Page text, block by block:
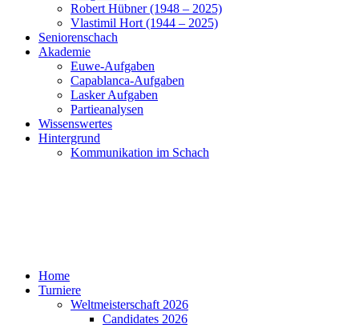
Robert Hübner (1948 – 2025)
Vlastimil Hort (1944 – 2025)
Seniorenschach
Akademie
Euwe-Aufgaben
Capablanca-Aufgaben
Lasker Aufgaben
Partieanalysen
Wissenswertes
Hintergrund
Kommunikation im Schach
Home
Turniere
Weltmeisterschaft 2026
Candidates 2026